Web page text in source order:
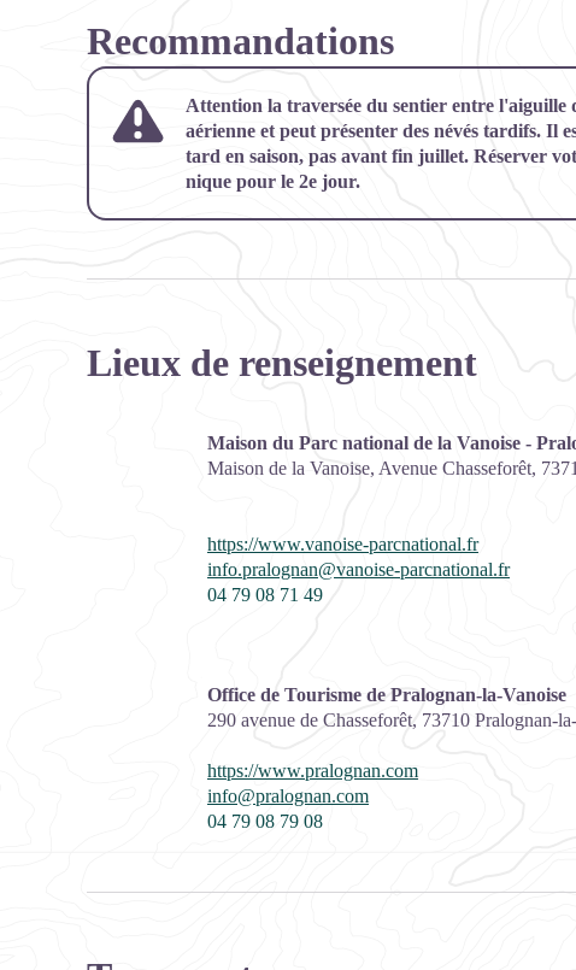
Recommandations
Attention la traversée du sentier entre l'aiguille
aérienne et peut présenter des névés tardifs. Il
tard en saison, pas avant fin juillet. Réserver
nique pour le 2e jour.
Lieux de renseignement
Maison du Parc national de la Vanoise -
Maison de la Vanoise, Avenue Chasseforêt,
https://www.vanoise-parcnational.fr
info.pralognan@vanoise-parcnational.fr
04 79 08 71 49
Office de Tourisme de Pralognan-la-Vanoise
290 avenue de Chasseforêt, 73710 Pralognan-
https://www.pralognan.com
info@pralognan.com
04 79 08 79 08